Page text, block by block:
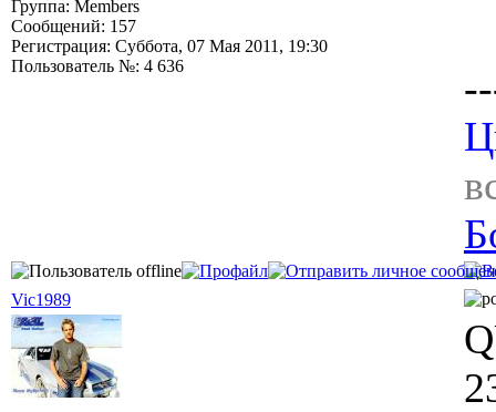
Группа: Members
Сообщений: 157
Регистрация: Суббота, 07 Мая 2011, 19:30
Пользователь №: 4 636
Vic1989